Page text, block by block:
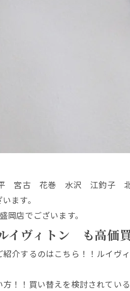
古 花巻 水沢 江釣子 北上
ます。
店でございます。
ヴィトン も高価買
介するのはこちら！！ルイヴ
！！買い替えを検討されている